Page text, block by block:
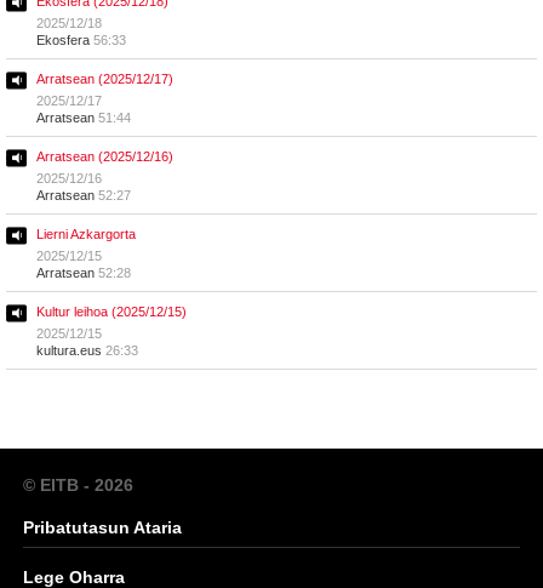
2025/12/18
Ekosfera 56:33
Arratsean (2025/12/17)
2025/12/17
Arratsean 51:44
Arratsean (2025/12/16)
2025/12/16
Arratsean 52:27
Lierni Azkargorta
2025/12/15
Arratsean 52:28
Kultur leihoa (2025/12/15)
2025/12/15
kultura.eus 26:33
© EITB - 2026
Pribatutasun Ataria
Lege Oharra